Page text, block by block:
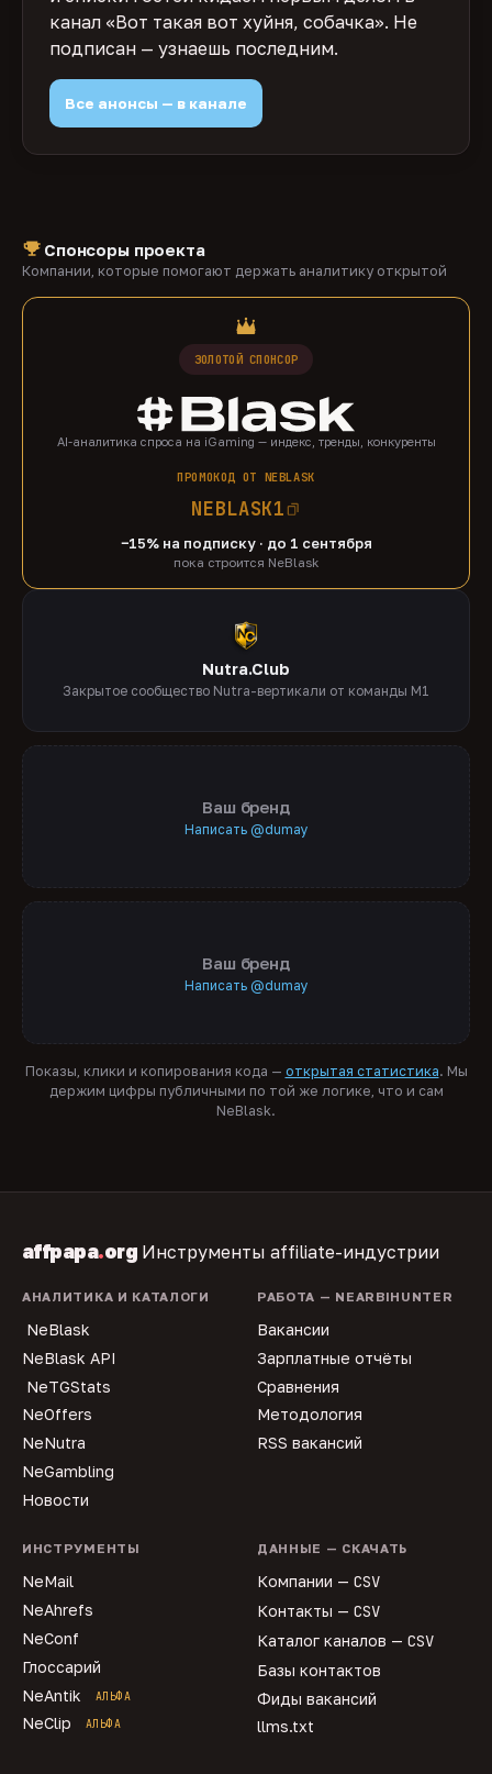
канал «Вот такая вот хуйня, собачка». Не
подписан — узнаешь последним.
Все анонсы — в канале
Спонсоры проекта
Компании, которые помогают держать аналитику открытой
ЗОЛОТОЙ СПОНСОР
AI-аналитика спроса на iGaming — индекс, тренды, конкуренты
ПРОМОКОД ОТ NEBLASK
NEBLASK1
−15% на подписку · до 1 сентября
пока строится NeBlask
Nutra.Club
Закрытое сообщество Nutra-вертикали от команды M1
Ваш бренд
Написать @dumay
Ваш бренд
Написать @dumay
Показы, клики и копирования кода — открытая статистика. Мы
держим цифры публичными по той же логике, что и сам
NeBlask.
affpapa.org Инструменты affiliate-индустрии
АНАЛИТИКА И КАТАЛОГИ
NeBlask
NeBlask API
NeTGStats
NeOffers
NeNutra
NeGambling
Новости
РАБОТА — NEARBIHUNTER
Вакансии
Зарплатные отчёты
Сравнения
Методология
RSS вакансий
ИНСТРУМЕНТЫ
NeMail
NeAhrefs
NeConf
Глоссарий
NeAntik
АЛЬФА
NeClip АЛЬФА
ДАННЫЕ — СКАЧАТЬ
Компании — CSV
Контакты — CSV
Каталог каналов — CSV
Базы контактов
Фиды вакансий
llms.txt